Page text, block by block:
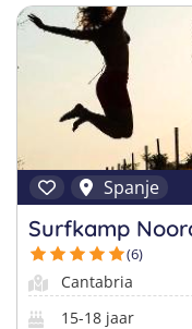
Spanje
Surfkamp
(6)
Cantabria
15-18 jaar